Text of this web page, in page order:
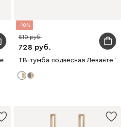
45x55 Графитовый
10
728
810
ТВ-тумба подвесная Леванте